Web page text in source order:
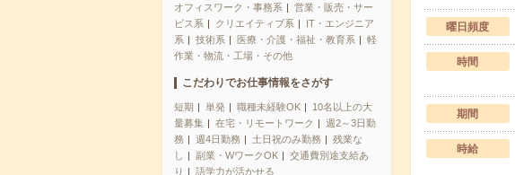
オフィスワーク・事務系
営業・販売・サー
ビス系
クリエイティブ系
IT・エンジニア
系
技術系 医療・介護・福祉・教育系
軽
作業・物流・工場・その他
こだわりでお仕事情報をさがす
短期 単発 職種未経験OK
10名以上の大
量募集
在宅・リモートワーク
週2～3日勤
務
週4日勤務 土日祝のみ勤務
残業な
し
副業・WワークOK
交通費別途支給あ
り
語学力が活かせる
曜日頻度
時間
期間
時給